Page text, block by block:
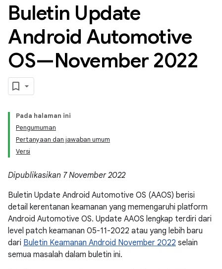
Buletin Update
Android Automotive
OS—November 2022
Pada halaman ini
Pengumuman
Pertanyaan dan jawaban umum
Versi
Dipublikasikan 7 November 2022
Buletin Update Android Automotive OS (AAOS) berisi
detail kerentanan keamanan yang memengaruhi platform
Android Automotive OS. Update AAOS lengkap terdiri dari
level patch keamanan 05-11-2022 atau yang lebih baru
dari Buletin Keamanan Android November 2022 selain
semua masalah dalam buletin ini.